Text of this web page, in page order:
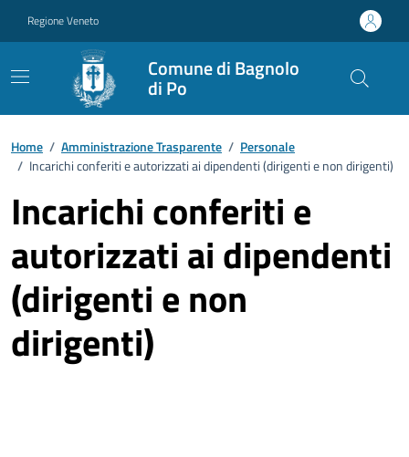
Regione Veneto
Comune di Bagnolo
di Po
Home / Amministrazione Trasparente / Personale
/ Incarichi conferiti e autorizzati ai dipendenti (dirigenti e non dirigenti)
Incarichi conferiti e
autorizzati ai dipendenti
(dirigenti e non
dirigenti)